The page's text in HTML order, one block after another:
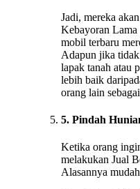
Jadi, mereka
Kebayoran
mobil terbaru
Adapun jika
lapak tanah atau
lebih baik
orang lain
5. Pindah
Ketika orang
melakukan Jual
Alasannya